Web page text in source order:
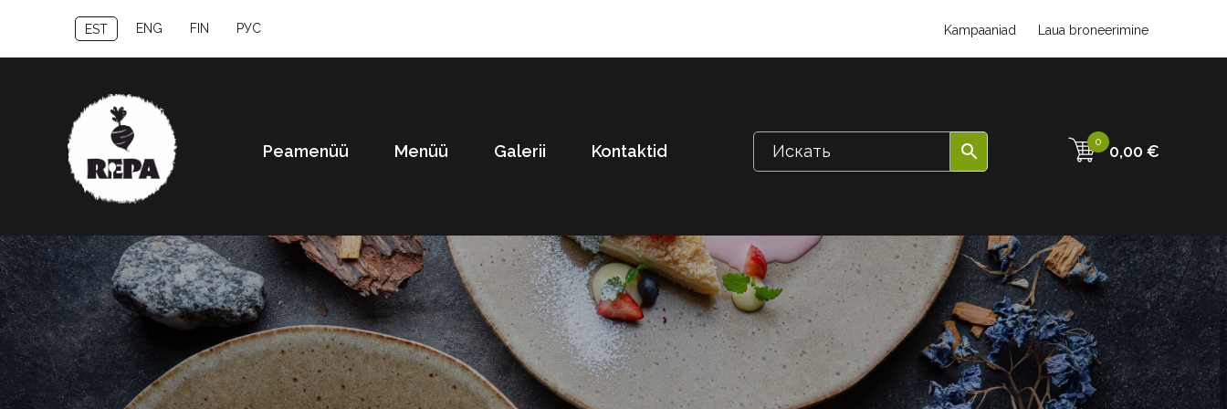
EST ENG FIN РУС Kampaaniad Laua broneerimine
Peamenüü Menüü Galerii Kontaktid 0 0,00 €